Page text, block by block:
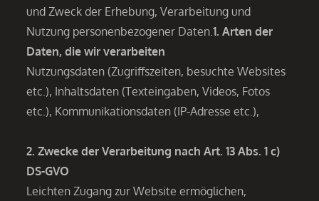
und Zweck der Erhebung, Verarbeitung und
Nutzung personenbezogener Daten.1. Arten der
Daten, die wir verarbeiten
Nutzungsdaten (Zugriffszeiten, besuchte Websites
etc.), Inhaltsdaten (Texteingaben, Videos, Fotos
etc.), Kommunikationsdaten (IP-Adresse etc.),
2. Zwecke der Verarbeitung nach Art. 13 Abs. 1 c)
DS-GVO
Leichten Zugang zur Website ermöglichen,